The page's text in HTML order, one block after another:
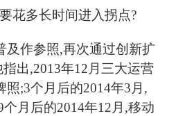
花多长时间进入拐点?
及作参照,再次通过创新扩
出,2013年12月三大运营
照;3个月后的2014年3月,
月后的2014年12月,移动